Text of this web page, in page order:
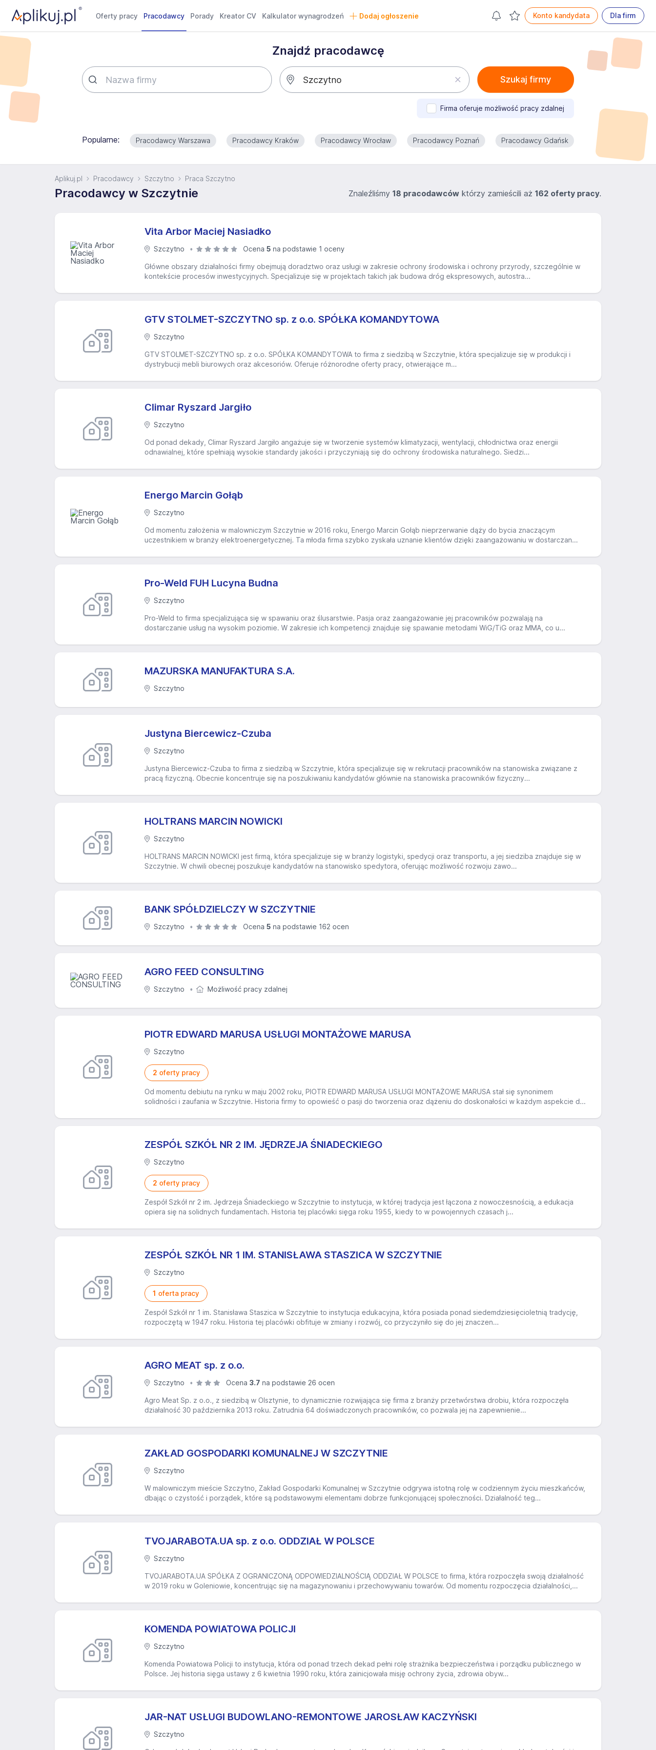
Oferty pracy Pracodawcy Porady Kreator CV Kalkulator wynagrodzeń Dodaj ogłoszenie Konto kandydata Dla firm
Znajdź pracodawcę
Szukaj firmy
Firma oferuje możliwość pracy zdalnej
Popularne: Pracodawcy Warszawa Pracodawcy Kraków Pracodawcy Wrocław Pracodawcy Poznań Pracodawcy Gdańsk
Aplikuj.pl Pracodawcy Szczytno Praca Szczytno
Pracodawcy w Szczytnie Znaleźliśmy 18 pracodawców którzy zamieścili aż 162 oferty pracy.
Vita Arbor Maciej Nasiadko
Szczytno Ocena5 na podstawie 1 oceny
Główne obszary działalności firmy obejmują doradztwo oraz usługi w zakresie ochrony środowiska i ochrony przyrody, szczególnie w
kontekście procesów inwestycyjnych. Specjalizuje się w projektach takich jak budowa dróg ekspresowych, autostra...
GTV STOLMET-SZCZYTNO sp. z o.o. SPÓŁKA KOMANDYTOWA
Szczytno
GTV STOLMET-SZCZYTNO sp. z o.o. SPÓŁKA KOMANDYTOWA to firma z siedzibą w Szczytnie, która specjalizuje się w produkcji i
dystrybucji mebli biurowych oraz akcesoriów. Oferuje różnorodne oferty pracy, otwierające m...
Climar Ryszard Jargiło
Szczytno
Od ponad dekady, Climar Ryszard Jargiło angażuje się w tworzenie systemów klimatyzacji, wentylacji, chłodnictwa oraz energii
odnawialnej, które spełniają wysokie standardy jakości i przyczyniają się do ochrony środowiska naturalnego. Siedzi...
Energo Marcin Gołąb
Szczytno
Od momentu założenia w malowniczym Szczytnie w 2016 roku, Energo Marcin Gołąb nieprzerwanie dąży do bycia znaczącym
uczestnikiem w branży elektroenergetycznej. Ta młoda firma szybko zyskała uznanie klientów dzięki zaangażowaniu w dostarczan...
Pro-Weld FUH Lucyna Budna
Szczytno
Pro-Weld to firma specjalizująca się w spawaniu oraz ślusarstwie. Pasja oraz zaangażowanie jej pracowników pozwalają na
dostarczanie usług na wysokim poziomie. W zakresie ich kompetencji znajduje się spawanie metodami WiG/TiG oraz MMA, co u...
MAZURSKA MANUFAKTURA S.A.
Szczytno
Justyna Biercewicz-Czuba
Szczytno
Justyna Biercewicz-Czuba to firma z siedzibą w Szczytnie, która specjalizuje się w rekrutacji pracowników na stanowiska związane z
pracą fizyczną. Obecnie koncentruje się na poszukiwaniu kandydatów głównie na stanowiska pracowników fizyczny...
HOLTRANS MARCIN NOWICKI
Szczytno
HOLTRANS MARCIN NOWICKI jest firmą, która specjalizuje się w branży logistyki, spedycji oraz transportu, a jej siedziba znajduje się w
Szczytnie. W chwili obecnej poszukuje kandydatów na stanowisko spedytora, oferując możliwość rozwoju zawo...
BANK SPÓŁDZIELCZY W SZCZYTNIE
Szczytno Ocena5 na podstawie 162 ocen
AGRO FEED CONSULTING
Szczytno Możliwość pracy zdalnej
PIOTR EDWARD MARUSA USŁUGI MONTAŻOWE MARUSA
Szczytno
2 oferty pracy
Od momentu debiutu na rynku w maju 2002 roku, PIOTR EDWARD MARUSA USŁUGI MONTAŻOWE MARUSA stał się synonimem
solidności i zaufania w Szczytnie. Historia firmy to opowieść o pasji do tworzenia oraz dążeniu do doskonałości w każdym aspekcie d...
ZESPÓŁ SZKÓŁ NR 2 IM. JĘDRZEJA ŚNIADECKIEGO
Szczytno
2 oferty pracy
Zespół Szkół nr 2 im. Jędrzeja Śniadeckiego w Szczytnie to instytucja, w której tradycja jest łączona z nowoczesnością, a edukacja
opiera się na solidnych fundamentach. Historia tej placówki sięga roku 1955, kiedy to w powojennych czasach j...
ZESPÓŁ SZKÓŁ NR 1 IM. STANISŁAWA STASZICA W SZCZYTNIE
Szczytno
1 oferta pracy
Zespół Szkół nr 1 im. Stanisława Staszica w Szczytnie to instytucja edukacyjna, która posiada ponad siedemdziesięcioletnią tradycję,
rozpoczętą w 1947 roku. Historia tej placówki obfituje w zmiany i rozwój, co przyczyniło się do jej znaczen...
AGRO MEAT sp. z o.o.
Szczytno Ocena 3.7 na podstawie 26 ocen
Agro Meat Sp. z o.o., z siedzibą w Olsztynie, to dynamicznie rozwijająca się firma z branży przetwórstwa drobiu, która rozpoczęła
działalność 30 października 2013 roku. Zatrudnia 64 doświadczonych pracowników, co pozwala jej na zapewnienie...
ZAKŁAD GOSPODARKI KOMUNALNEJ W SZCZYTNIE
Szczytno
W malowniczym mieście Szczytno, Zakład Gospodarki Komunalnej w Szczytnie odgrywa istotną rolę w codziennym życiu mieszkańców,
dbając o czystość i porządek, które są podstawowymi elementami dobrze funkcjonującej społeczności. Działalność teg...
TVOJARABOTA.UA sp. z o.o. ODDZIAŁ W POLSCE
Szczytno
TVOJARABOTA.UA SPÓŁKA Z OGRANICZONĄ ODPOWIEDZIALNOŚCIĄ ODDZIAŁ W POLSCE to firma, która rozpoczęła swoją działalność
w 2019 roku w Goleniowie, koncentrując się na magazynowaniu i przechowywaniu towarów. Od momentu rozpoczęcia działalności,...
KOMENDA POWIATOWA POLICJI
Szczytno
Komenda Powiatowa Policji to instytucja, która od ponad trzech dekad pełni rolę strażnika bezpieczeństwa i porządku publicznego w
Polsce. Jej historia sięga ustawy z 6 kwietnia 1990 roku, która zainicjowała misję ochrony życia, zdrowia obyw...
JAR-NAT USŁUGI BUDOWLANO-REMONTOWE JAROSŁAW KACZYŃSKI
Szczytno